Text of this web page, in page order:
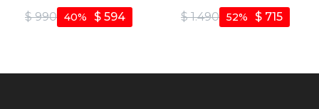
$ 990 $ 594
40
Beige - Beige
$ 1.490 $ 715
52